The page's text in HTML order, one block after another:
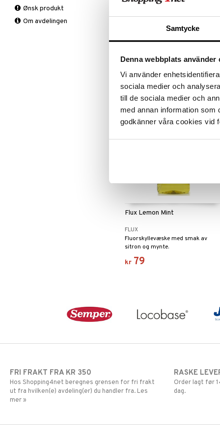
Samtycke
Denna webbplats använder
Vi använder
sociala medier och
till de sociala medier och
med annan information som
godkänner våra cookies vid
Flux Dry Mouth Rinse munskölj
spyttproduksjonen når du føler deg
tørr i munnen.
kr 89
Flux Lemon Mint
FLUX
Fluorskyllevæske med smak av
sitron og mynte.
kr 79
Nakke
Rygg
Jern
Kalsium
Ønsk produkt
Om avdelingen
FRI FRAKT FRA KR 350
Hos Shopping4net beregnes grensen for fri frakt
ut fra hvilken(e) avdeling(er) du handler fra. Les
mer »
RASKE
Order lagt før
dag.